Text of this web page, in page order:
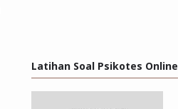
Latihan Soal Psikotes Online